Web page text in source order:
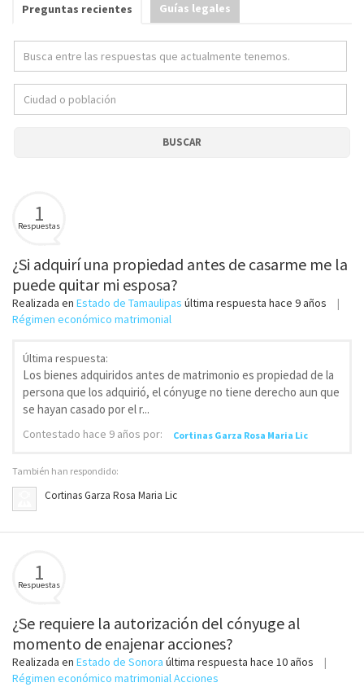
Preguntas recientes Guías legales
BUSCAR
1
Respuestas
¿Si adquirí una propiedad antes de casarme me la
puede quitar mi esposa?
Realizada en Estado de Tamaulipas última respuesta hace 9 años
Régimen económico matrimonial
Última respuesta:
Los bienes adquiridos antes de matrimonio es propiedad de la
persona que los adquirió, el cónyuge no tiene derecho aun que
se hayan casado por el r...
Contestado hace 9 años por: Cortinas Garza Rosa Maria Lic
También han respondido:
Cortinas Garza Rosa Maria Lic
1
Respuestas
¿Se requiere la autorización del cónyuge al
momento de enajenar acciones?
Realizada en Estado de Sonora última respuesta hace 10 años
Régimen económico matrimonial Acciones